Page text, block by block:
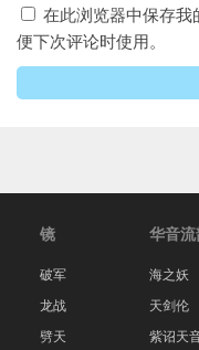
在此浏览器中保存我
便下次评论时使用。
镜
破军
龙战
劈天
华音流
海之妖
天剑伦
紫诏天